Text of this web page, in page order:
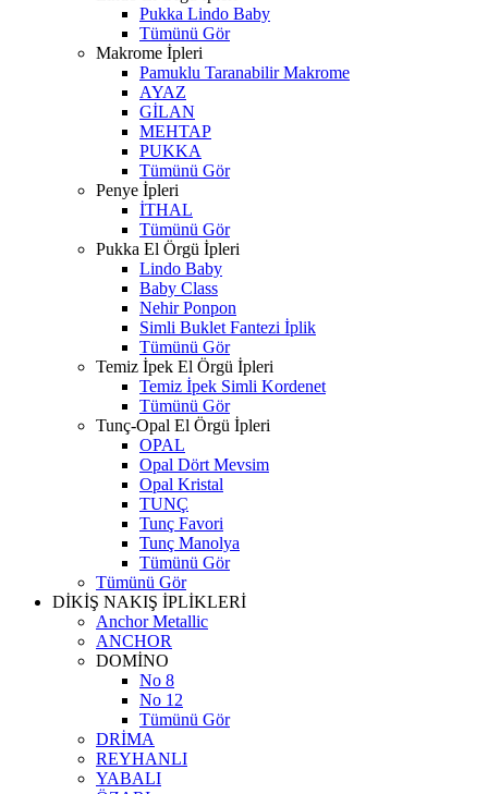
Pukka Lindo Baby
Tümünü Gör
Makrome İpleri
Pamuklu Taranabilir Makrome
AYAZ
GİLAN
MEHTAP
PUKKA
Tümünü Gör
Penye İpleri
İTHAL
Tümünü Gör
Pukka El Örgü İpleri
Lindo Baby
Baby Class
Nehir Ponpon
Simli Buklet Fantezi İplik
Tümünü Gör
Temiz İpek El Örgü İpleri
Temiz İpek Simli Kordenet
Tümünü Gör
Tunç-Opal El Örgü İpleri
OPAL
Opal Dört Mevsim
Opal Kristal
TUNÇ
Tunç Favori
Tunç Manolya
Tümünü Gör
Tümünü Gör
DİKİŞ NAKIŞ İPLİKLERİ
Anchor Metallic
ANCHOR
DOMİNO
No 8
No 12
Tümünü Gör
DRİMA
REYHANLI
YABALI